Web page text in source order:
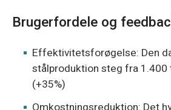
Brugerfordele og
Effektivitetsforøgelse: Den
stålproduktion steg fra
(+35%)